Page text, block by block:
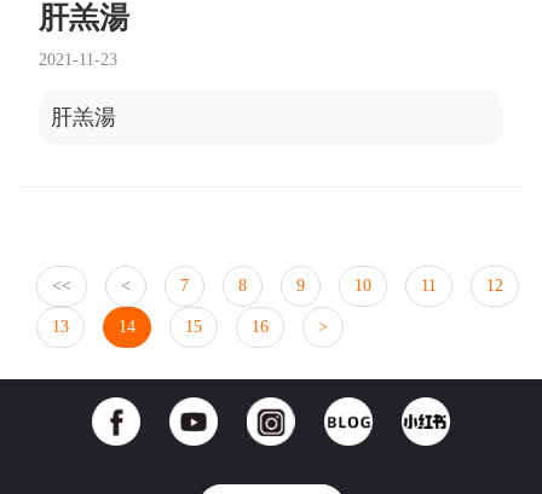
肝羔湯
2021-11-23
肝羔湯
<< < 7 8 9 10 11 12
13 14 15 16 >